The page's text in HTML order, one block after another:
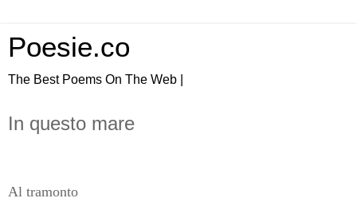
Poesie.co
The Best Poems On The Web |
In questo mare
Al tramonto